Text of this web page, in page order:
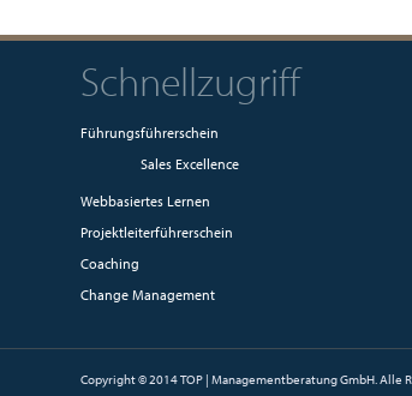
Schnellzugriff
Führungsführerschein
Sales Excellence
Webbasiertes Lernen
Projektleiterführerschein
Coaching
Change Management
Copyright © 2014 TOP | Managementberatung GmbH. Alle